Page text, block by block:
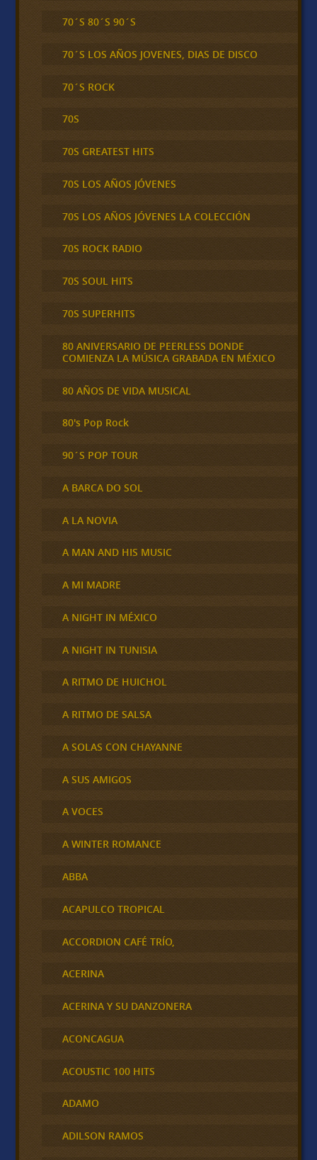
70´S 80´S 90´S
70´S LOS AÑOS JOVENES, DIAS DE DISCO
70´S ROCK
70S
70S GREATEST HITS
70S LOS AÑOS JÓVENES
70S LOS AÑOS JÓVENES LA COLECCIÓN
70S ROCK RADIO
70S SOUL HITS
70S SUPERHITS
80 ANIVERSARIO DE PEERLESS DONDE
COMIENZA LA MÚSICA GRABADA EN MÉXICO
80 AÑOS DE VIDA MUSICAL
80's Pop Rock
90´S POP TOUR
A BARCA DO SOL
A LA NOVIA
A MAN AND HIS MUSIC
A MI MADRE
A NIGHT IN MÉXICO
A NIGHT IN TUNISIA
A RITMO DE HUICHOL
A RITMO DE SALSA
A SOLAS CON CHAYANNE
A SUS AMIGOS
A VOCES
A WINTER ROMANCE
ABBA
ACAPULCO TROPICAL
ACCORDION CAFÉ TRÍO,
ACERINA
ACERINA Y SU DANZONERA
ACONCAGUA
ACOUSTIC 100 HITS
ADAMO
ADILSON RAMOS